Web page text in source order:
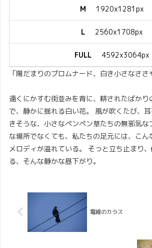
M 1920x1281px
L 2560x1708px
FULL
4592x3064px
「陽だまりのプロムナード、白き小さなささ
遠くにかすむ街並みを背に、耕されたばかり
で、静かに揺れる白い花。 風が吹くたび、
きそうな、小さなペンペン草たちの無邪気な
な場所でなくても、私たちの足元には、こん
メロディが溢れている。 そっと立ち止まり
る、そんな静かな昼下がり。
電線のカラス